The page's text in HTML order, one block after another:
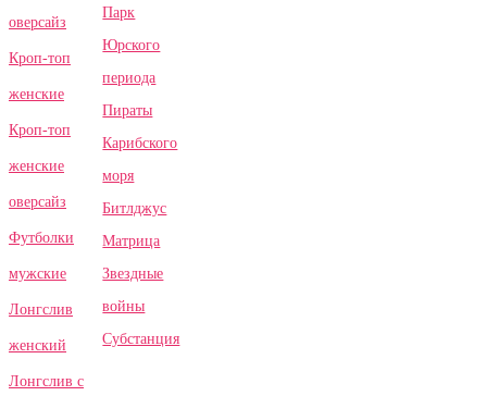
оверсайз
Кроп-топ
женские
Кроп-топ
женские
оверсайз
Футболки
мужские
Лонгслив
женский
Лонгслив с
Парк
Юрского
периода
Пираты
Карибского
моря
Битлджус
Матрица
Звездные
войны
Субстанция